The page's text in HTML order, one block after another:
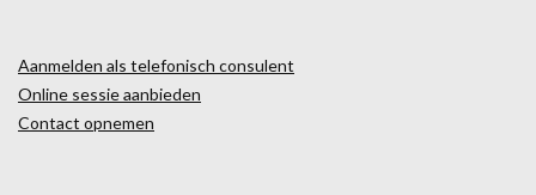
Aanmelden als telefonisch consulent
Online sessie aanbieden
Contact opnemen